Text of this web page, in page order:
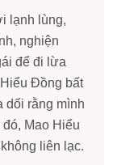
lạnh lùng,
nghiện
để đi lừa
Đồng bất
dối rằng mình
Mao Hiểu
liên lạc.